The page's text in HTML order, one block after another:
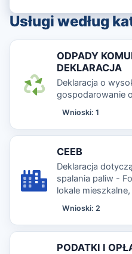
Usługi według
ODPADY
DEKLARACJA
Deklaracja o
gospodarowanie
Wnioski: 1
CEEB
Deklaracja
spalania paliw -
lokale
źródeł ciepła i
Formularz B -
niemieszkalne
Wnioski: 2
PODATKI I